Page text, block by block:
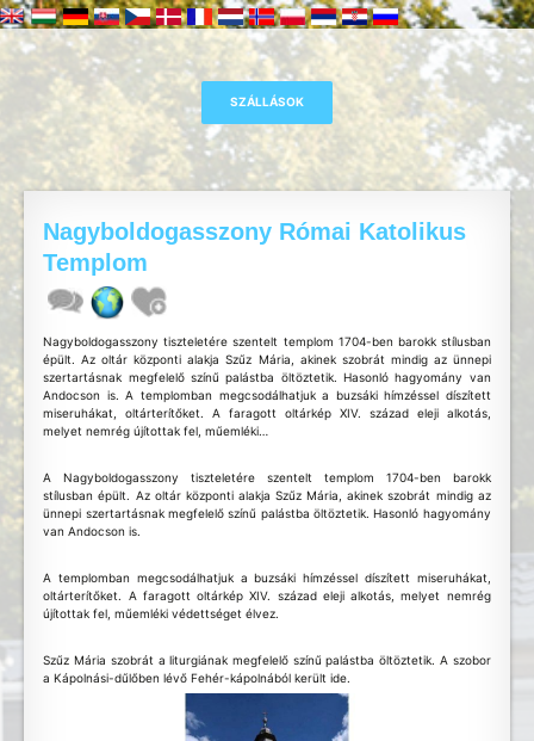
Nagyboldogasszony Római Katolikus
Templom
Nagyboldogasszony tiszteletére szentelt templom 1704-ben barokk stílusban
épült. Az oltár központi alakja Szűz Mária, akinek szobrát mindig az ünnepi
szertartásnak megfelelő színű palástba öltöztetik. Hasonló hagyomány van
Andocson is. A templomban megcsodálhatjuk a buzsáki hímzéssel díszített
miseruhákat, oltárterítőket. A faragott oltárkép XIV. század eleji alkotás,
melyet nemrég újítottak fel, műemléki…
A Nagyboldogasszony tiszteletére szentelt templom 1704-ben barokk
stílusban épült. Az oltár központi alakja Szűz Mária, akinek szobrát mindig az
ünnepi szertartásnak megfelelő színű palástba öltöztetik. Hasonló hagyomány
van Andocson is.
A templomban megcsodálhatjuk a buzsáki hímzéssel díszített miseruhákat,
oltárterítőket. A faragott oltárkép XIV. század eleji alkotás, melyet nemrég
újítottak fel, műemléki védettséget élvez.
Szűz Mária szobrát a liturgiának megfelelő színű palástba öltöztetik. A szobor
a Kápolnási-dűlőben lévő Fehér-kápolnából került ide.